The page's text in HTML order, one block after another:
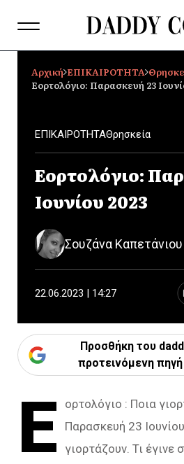
Αρχική ΕΠΙΚΑΙΡΟΤΗΤΑ
Εορτολόγιο: Παρασκευή 23
ΕΠΙΚΑΙΡΟΤΗΤΑΘρησκεία
Εορτολόγιο:
Ιουνίου 2023
Σουζάνα Καπετάνιου
22.06.2023 | 14:27
Προσθήκη του
προτεινόμενη
Ε
ορτολόγιο : Ποια
Παρασκευή 23
γιορτάζουν. Τι έγινε